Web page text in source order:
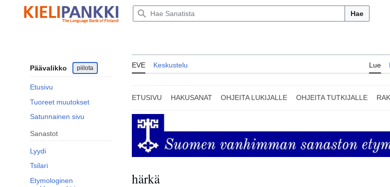
sisältöön
Hae
Päävalikko piilota
Etusivu
Tuoreet muutokset
Satunnainen sivu
Sanastot
Lyydi
Tsilari
Etymologinen
EVE Keskustelu Lue
ETUSIVU HAKUSANAT OHJEITA LUKIJALLE OHJEITA TUTKIJALLE
härkä